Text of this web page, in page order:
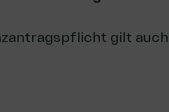
gilt